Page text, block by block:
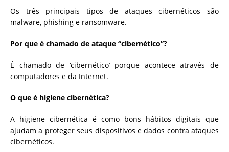
Os três principais tipos de ataques cibernéticos são
malware, phishing e ransomware.
Por que é chamado de ataque “cibernético”?
É chamado de ‘cibernético’ porque acontece através de
computadores e da Internet.
O que é higiene cibernética?
A higiene cibernética é como bons hábitos digitais que
ajudam a proteger seus dispositivos e dados contra ataques
cibernéticos.